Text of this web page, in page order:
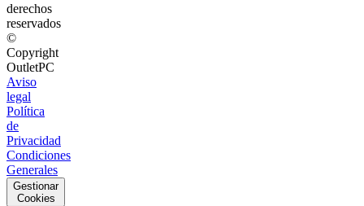
derechos
reservados
©
Copyright
OutletPC
Aviso
legal
Política
de
Privacidad
Condiciones
Generales
Gestionar
Cookies